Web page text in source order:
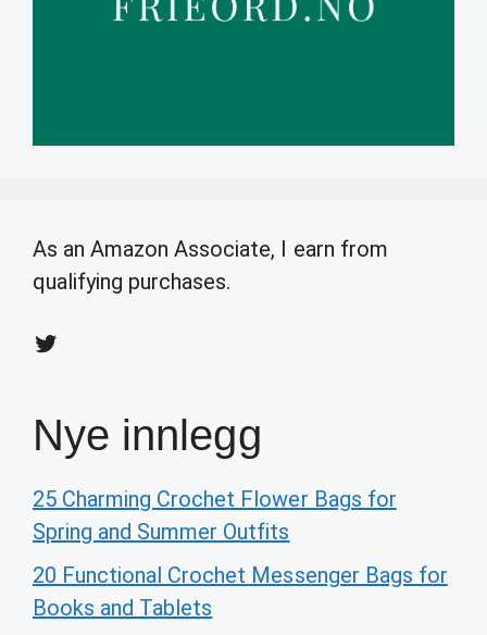
As an Amazon Associate, I earn from
qualifying purchases.
Twitter
Nye innlegg
25 Charming Crochet Flower Bags for
Spring and Summer Outfits
20 Functional Crochet Messenger Bags for
Books and Tablets